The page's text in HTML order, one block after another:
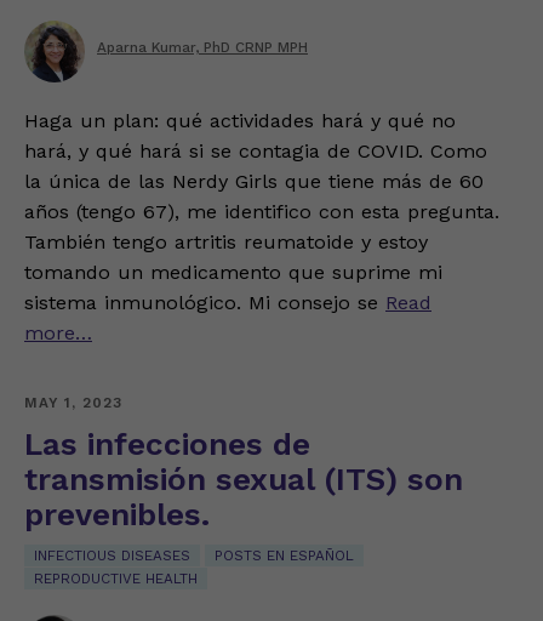
Aparna Kumar, PhD CRNP MPH
Haga un plan: qué actividades hará y qué no
hará, y qué hará si se contagia de COVID. Como
la única de las Nerdy Girls que tiene más de 60
años (tengo 67), me identifico con esta pregunta.
También tengo artritis reumatoide y estoy
tomando un medicamento que suprime mi
sistema inmunológico. Mi consejo se Read
more…
MAY 1, 2023
Las infecciones de
transmisión sexual (ITS) son
prevenibles.
INFECTIOUS DISEASES
POSTS EN ESPAÑOL
REPRODUCTIVE HEALTH